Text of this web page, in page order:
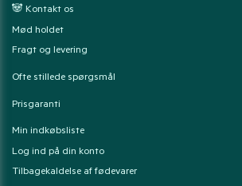
🐼 Kontakt os
Mød holdet
Fragt og levering
Ofte stillede spørgsmål
Prisgaranti
Min indkøbsliste
Log ind på din konto
Tilbagekaldelse af fødevarer